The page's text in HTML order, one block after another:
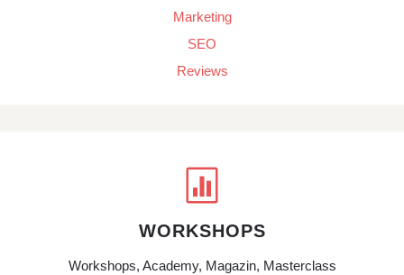
Marketing
SEO
Reviews

WORKSHOPS
Workshops, Academy, Magazin, Masterclass